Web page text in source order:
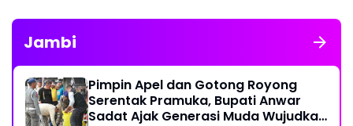
Jambi
Pimpin Apel dan Gotong Royong
Serentak Pramuka, Bupati Anwar
Sadat Ajak Generasi Muda Wujudkan